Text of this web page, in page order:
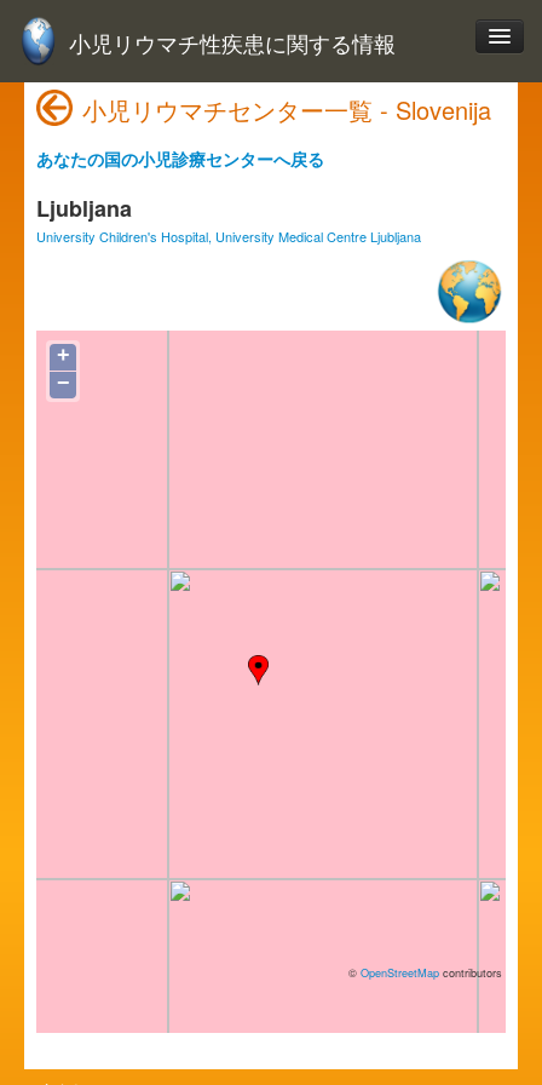
小児リウマチ性疾患に関する情報
小児リウマチセンター一覧 - Slovenija
あなたの国の小児診療センターへ戻る
Ljubljana
University Children's Hospital, University Medical Centre Ljubljana
+
−
© OpenStreetMap contributors